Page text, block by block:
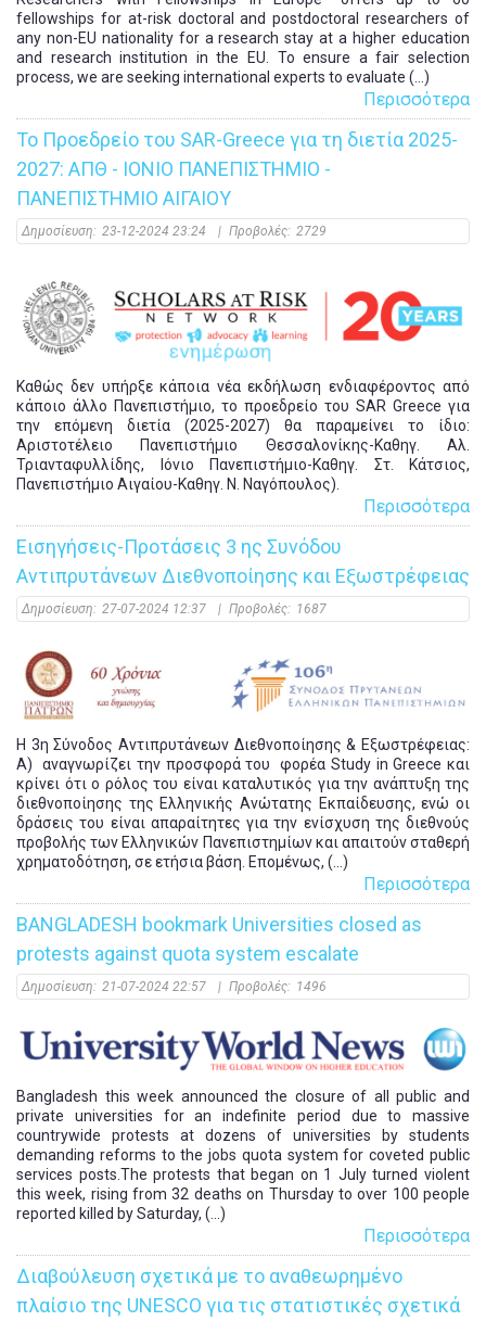
fellowships for at-risk doctoral and postdoctoral researchers of
any non-EU nationality for a research stay at a higher education
and research institution in the EU. To ensure a fair selection
process, we are seeking international experts to evaluate (...)
Περισσότερα
Το Προεδρείο του SAR-Greece για τη διετία 2025-
2027: ΑΠΘ - ΙΟΝΙΟ ΠΑΝΕΠΙΣΤΗΜΙΟ -
ΠΑΝΕΠΙΣΤΗΜΙΟ ΑΙΓΑΙΟΥ
Δημοσίευση: 23-12-2024 23:24 | Προβολές: 2729
Καθώς δεν υπήρξε κάποια νέα εκδήλωση ενδιαφέροντος από
κάποιο άλλο Πανεπιστήμιο, το προεδρείο του SAR Greece για
την επόμενη διετία (2025-2027) θα παραμείνει το ίδιο:
Αριστοτέλειο Πανεπιστήμιο Θεσσαλονίκης-Καθηγ. Αλ.
Τριανταφυλλίδης, Ιόνιο Πανεπιστήμιο-Καθηγ. Στ. Κάτσιος,
Πανεπιστήμιο Αιγαίου-Καθηγ. Ν. Ναγόπουλος).
Περισσότερα
Εισηγήσεις-Προτάσεις 3 ης Συνόδου
Αντιπρυτάνεων Διεθνοποίησης και Εξωστρέφειας
Δημοσίευση: 27-07-2024 12:37 | Προβολές: 1687
Η 3η Σύνοδος Αντιπρυτάνεων Διεθνοποίησης & Εξωστρέφειας:
Α) αναγνωρίζει την προσφορά του φορέα Study in Greece και
κρίνει ότι ο ρόλος του είναι καταλυτικός για την ανάπτυξη της
διεθνοποίησης της Ελληνικής Ανώτατης Εκπαίδευσης, ενώ οι
δράσεις του είναι απαραίτητες για την ενίσχυση της διεθνούς
προβολής των Ελληνικών Πανεπιστημίων και απαιτούν σταθερή
χρηματοδότηση, σε ετήσια βάση. Επομένως, (...)
Περισσότερα
BANGLADESH bookmark Universities closed as
protests against quota system escalate
Δημοσίευση: 21-07-2024 22:57 | Προβολές: 1496
Bangladesh this week announced the closure of all public and
private universities for an indefinite period due to massive
countrywide protests at dozens of universities by students
demanding reforms to the jobs quota system for coveted public
services posts.The protests that began on 1 July turned violent
this week, rising from 32 deaths on Thursday to over 100 people
reported killed by Saturday, (...)
Περισσότερα
Διαβούλευση σχετικά με το αναθεωρημένο
πλαίσιο της UNESCO για τις στατιστικές σχετικά